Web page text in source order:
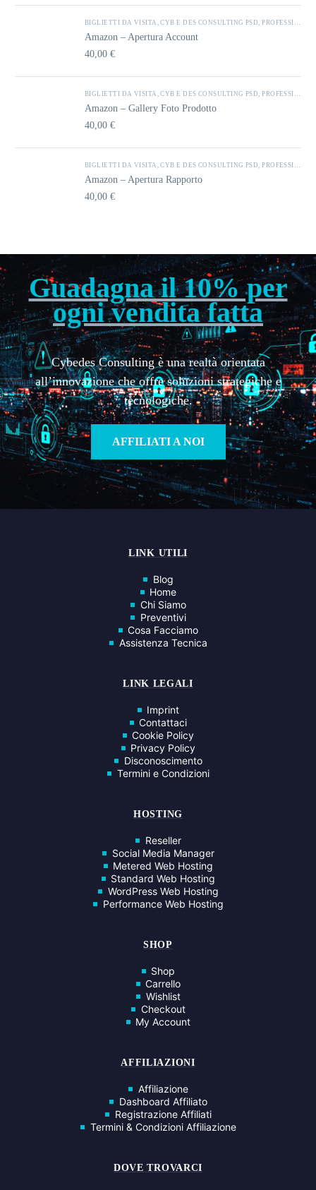
BIGLIETTI DA VISITA ,CYB E DES CONSULTING PSD,PROFESSIONAL
Amazon – Apertura Account
40,00 €
BIGLIETTI DA VISITA ,CYB E DES CONSULTING PSD,PROFESSIONAL
Amazon – Gallery Foto Prodotto
40,00 €
BIGLIETTI DA VISITA ,CYB E DES CONSULTING PSD,PROFESSIONAL
Amazon – Apertura Rapporto
40,00 €
Guadagna il 10% per
ogni vendita fatta
Cybedes Consulting è una realtà orientata
all’innovazione che offre soluzioni strategiche e
tecnologiche.
AFFILIATI A NOI
LINK UTILI
Blog
Home
Chi Siamo
Preventivi
Cosa Facciamo
Assistenza Tecnica
LINK LEGALI
Imprint
Contattaci
Cookie Policy
Privacy Policy
Disconoscimento
Termini e Condizioni
HOSTING
Reseller
Social Media Manager
Metered Web Hosting
Standard Web Hosting
WordPress Web Hosting
Performance Web Hosting
SHOP
Shop
Carrello
Wishlist
Checkout
My Account
AFFILIAZIONI
Affiliazione
Dashboard Affiliato
Registrazione Affiliati
Termini & Condizioni Affiliazione
DOVE TROVARCI